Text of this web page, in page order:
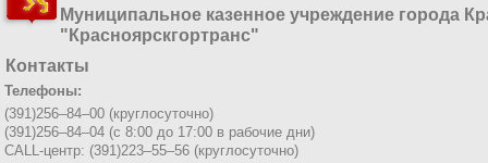
Муниципальное казенное учреждение города
"Красноярскгортранс"
Контакты
Телефоны:
(391)256–84–00 (круглосуточно)
(391)256–84–04 (с 8:00 до 17:00 в рабочие дни)
CALL-центр: (391)223–55–56 (круглосуточно)